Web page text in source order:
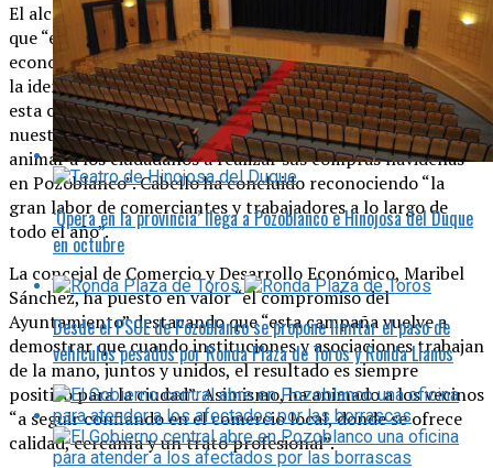
El alcalde de Pozoblanco, Santiago Cabello, ha destacado
que “el comercio local es uno de los pilares de nuestra
economía y un elemento esencial para mantener la vida y
la identidad de nuestras calles”. Ha subrayado además que
esta campaña “es una herramienta eficaz para apoyar a
nuestros comerciantes, favorecer la actividad económica y
animar a los ciudadanos a realizar sus compras navideñas
en Pozoblanco”. Cabello ha concluido reconociendo “la
gran labor de comerciantes y trabajadores a lo largo de
todo el año”.
La concejal de Comercio y Desarrollo Económico, Maribel
Sánchez, ha puesto en valor “el compromiso del
Ayuntamiento” destacando que “esta campaña vuelve a
demostrar que cuando instituciones y asociaciones trabajan
de la mano, juntos y unidos, el resultado es siempre
positivo para la ciudad”. Asimismo, ha animado a los vecinos
“a seguir confiando en el comercio local, donde se ofrece
calidad, cercanía y un trato profesional”.
‘Ópera en la provincia’ llega a Pozoblanco e Hinojosa del Duque
en octubre
Desde el PSOE de Pozoblanco se propone limitar el paso de
vehículos pesados por Ronda Plaza de Toros y Ronda Llanos